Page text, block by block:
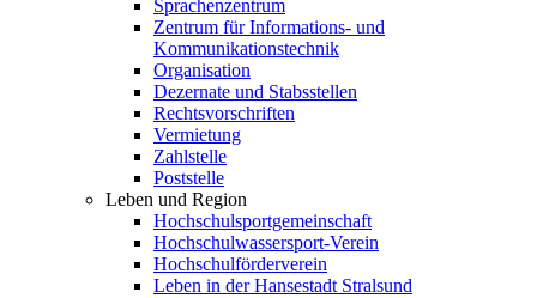
Sprachenzentrum
Zentrum für Informations- und
Kommunikationstechnik
Organisation
Dezernate und Stabsstellen
Rechtsvorschriften
Vermietung
Zahlstelle
Poststelle
Leben und Region
Hochschulsportgemeinschaft
Hochschulwassersport-Verein
Hochschulförderverein
Leben in der Hansestadt Stralsund